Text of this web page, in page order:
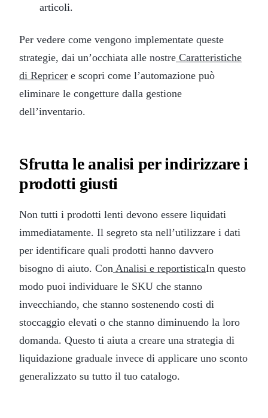
articoli.
Per vedere come vengono implementate queste
strategie, dai un’occhiata alle nostre Caratteristiche
di Repricer e scopri come l’automazione può
eliminare le congetture dalla gestione
dell’inventario.
Sfrutta le analisi per indirizzare i
prodotti giusti
Non tutti i prodotti lenti devono essere liquidati
immediatamente. Il segreto sta nell’utilizzare i dati
per identificare quali prodotti hanno davvero
bisogno di aiuto. Con Analisi e reportisticaIn questo
modo puoi individuare le SKU che stanno
invecchiando, che stanno sostenendo costi di
stoccaggio elevati o che stanno diminuendo la loro
domanda. Questo ti aiuta a creare una strategia di
liquidazione graduale invece di applicare uno sconto
generalizzato su tutto il tuo catalogo.